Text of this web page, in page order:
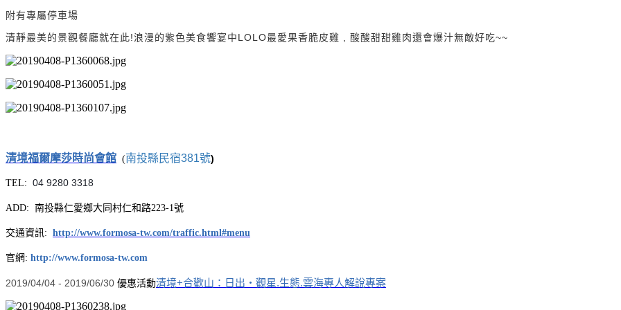
附有專屬停車場
清靜最美的景觀餐廳就在此!浪漫的紫色美食饗宴中LOLO最愛果香脆皮雞 , 酸酸甜甜雞肉還會爆汁無敵好吃~~
清境福爾摩莎時尚會館 (南投縣民宿381號)
TEL: 04 9280 3318
ADD: 南投縣仁愛鄉大同村仁和路223-1號
交通資訊: http://www.formosa-tw.com/traffic.html#menu
官網: http://www.formosa-tw.com
2019/04/04 - 2019/06/30 優惠活動清境+合歡山：日出‧觀星.生態.雲海專人解說專案